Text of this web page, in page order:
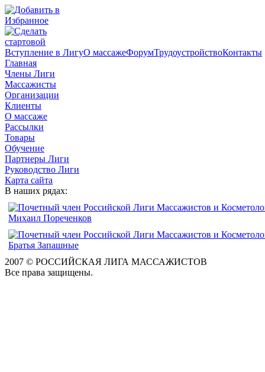
Вступление в ЛигуО массажеФорумТрудоустройствоКонтакты
Главная
Члены Лиги
Массажисты
Организации
Клиенты
О массаже
Рассылки
Товары
Обучение
Партнеры Лиги
Руководство Лиги
Карта сайта
В наших рядах:
2007 © РОССИЙСКАЯ ЛИГА МАССАЖИСТОВ
Все права защищены.